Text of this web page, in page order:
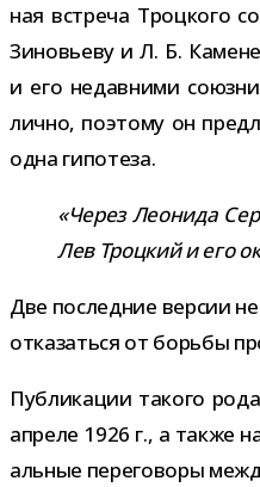
ная встреча Троцкого
Зиновьеву и Л. Б.
и его недав­ними
лично, поэтому он
одна гипотеза.
«Через Леонида
Лев Троцкий и его
Две послед­ние вер­сии
отка­заться от борьбы
Публикации такого
апреле 1926 г., а также
аль­ные пере­го­воры